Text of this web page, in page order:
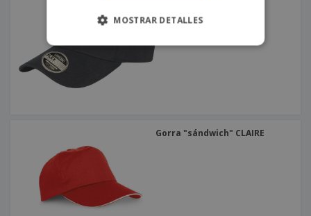
Gorra "sándwich" CLAIRE
MOSTRAR DETALLES